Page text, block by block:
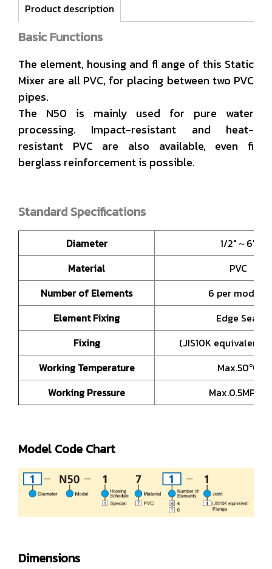
Product description
Basic Functions
The element, housing and fl ange of this Static
Mixer are all PVC, for placing between two PVC
pipes.
The N50 is mainly used for pure water
processing. Impact-resistant and heat-
resistant PVC are also available, even fi
berglass reinforcement is possible.
Standard Specifications
Diameter
1/2"～6"
Material
PVC
Number of Elements
6 per module
Element Fixing
Edge Seal
Fixing
(JIS10K equivalent)
Working Temperature
Max.50℃
Working Pressure
Max.0.5MPaG
Model Code Chart
Dimensions